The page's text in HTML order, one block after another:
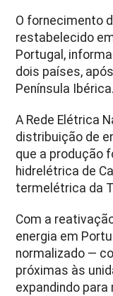
O fornecimento
restabelecido
Portugal,
dois países,
Península Ibérica.
A Rede Elétrica
distribuição de
que a produção
hidrelétrica de
termelétrica da
Com a
energia em
normalizado —
próximas às
expandindo